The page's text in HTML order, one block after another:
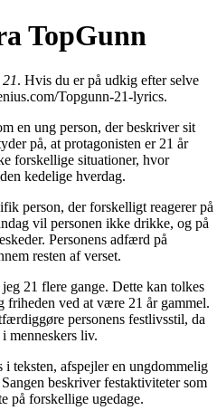
TopGunn
21. Hvis du er på udkig efter selve
Topgunn-21-lyrics.
en ung person, der beskriver sit
på, at protagonisten er 21 år
forskellige situationer, hvor
kedelige hverdag.
person, der forskelligt reagerer på
vil personen ikke drikke, og på
Personens adfærd på
resten af verset.
21 flere gange. Dette kan tolkes
friheden ved at være 21 år gammel.
personens festlivsstil, da
menneskers liv.
i teksten, afspejler en ungdommelig
beskriver festaktiviteter som
på forskellige ugedage.